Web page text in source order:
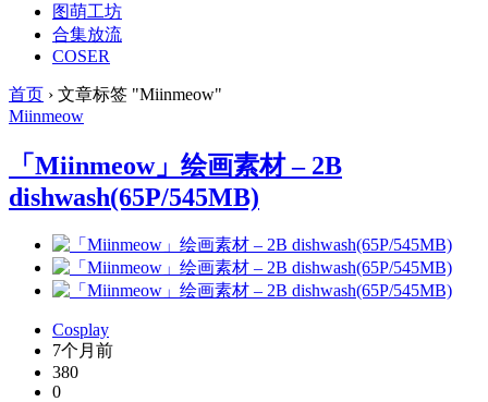
图萌工坊
合集放流
COSER
首页 › 文章标签 "Miinmeow"
Miinmeow
「Miinmeow」绘画素材 – 2B
dishwash(65P/545MB)
Cosplay
7个月前
380
0